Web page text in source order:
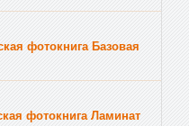
фотокнига Базовая
фотокнига Ламинат